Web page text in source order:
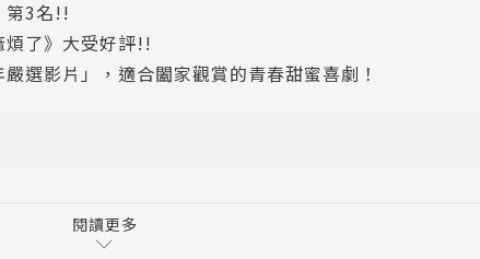
第3名‪‪!!
了》大受好評!!
選影片」，適合闔家觀賞的青春甜蜜喜劇！
閱讀更多